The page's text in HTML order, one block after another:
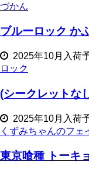
づかん
ブルーロック か
2025年10月入荷
ロック
(シークレットな
2025年10月入荷
くずみちゃんのフェ
東京喰種 トーキ